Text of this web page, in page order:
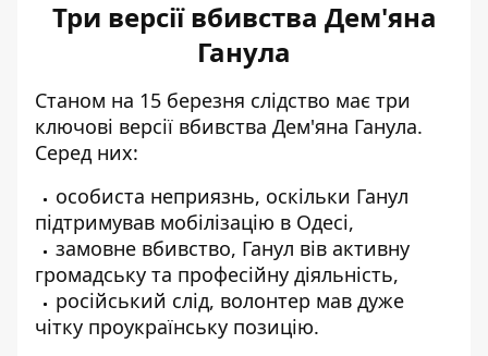
Три версії вбивства Дем'яна
Ганула
Станом на 15 березня слідство має три
ключові версії вбивства Дем'яна Ганула.
Серед них:
особиста неприязнь, оскільки Ганул
підтримував мобілізацію в Одесі,
замовне вбивство, Ганул вів активну
громадську та професійну діяльність,
російський слід, волонтер мав дуже
чітку проукраїнську позицію.